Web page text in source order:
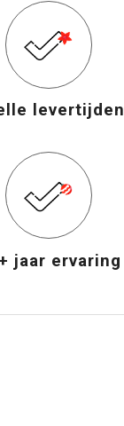
levertijden
jaar ervaring